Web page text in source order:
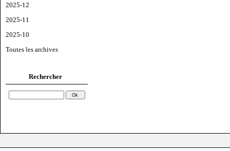
2025-12
2025-11
2025-10
Toutes les archives
Rechercher